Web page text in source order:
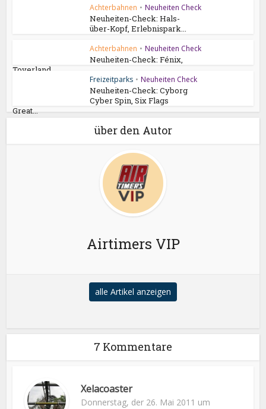
Achterbahnen • Neuheiten Check
Neuheiten-Check: Hals-
über-Kopf, Erlebnispark...
Achterbahnen • Neuheiten Check
Neuheiten-Check: Fénix,
Toverland
Freizeitparks • Neuheiten Check
Neuheiten-Check: Cyborg
Cyber Spin, Six Flags
Great...
über den Autor
Airtimers VIP
alle Artikel anzeigen
7 Kommentare
Xelacoaster
Donnerstag, der 26. Mai 2011 um